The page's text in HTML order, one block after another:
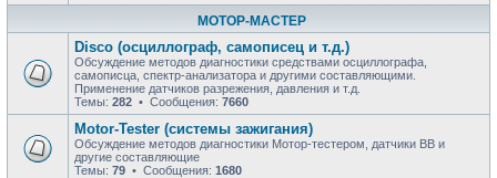
МОТОР-МАСТЕР
Disco (осциллограф, самописец и т.д.)
Обсуждение методов диагностики средствами осциллографа,
самописца, спектр-анализатора и другими составляющими.
Применение датчиков разрежения, давления и т.д.
Темы: 282 • Сообщения: 7660
Motor-Tester (системы зажигания)
Обсуждение методов диагностики Мотор-тестером, датчики ВВ и
другие составляющие
Темы: 79 • Сообщения: 1680